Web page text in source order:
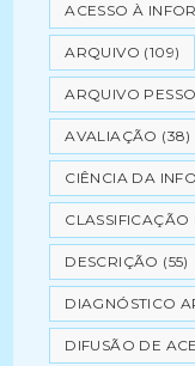
ACESSO À
ARQUIVO (109)
ARQUIVO
AVALIAÇÃO (38)
CIÊNCIA DA
CLASSIFICAÇÃO
DESCRIÇÃO (55)
DIAGNÓSTICO
DIFUSÃO DE